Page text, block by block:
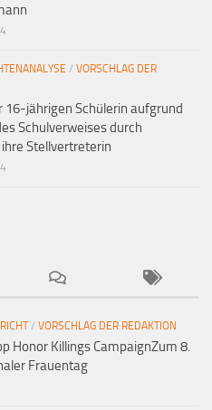
/ VORSCHLAG DER
16-jährigen Schülerin aufgrund
Schulverweises durch
Stellvertreterin
/ VORSCHLAG DER REDAKTION
Honor Killings CampaignZum 8.
Frauentag